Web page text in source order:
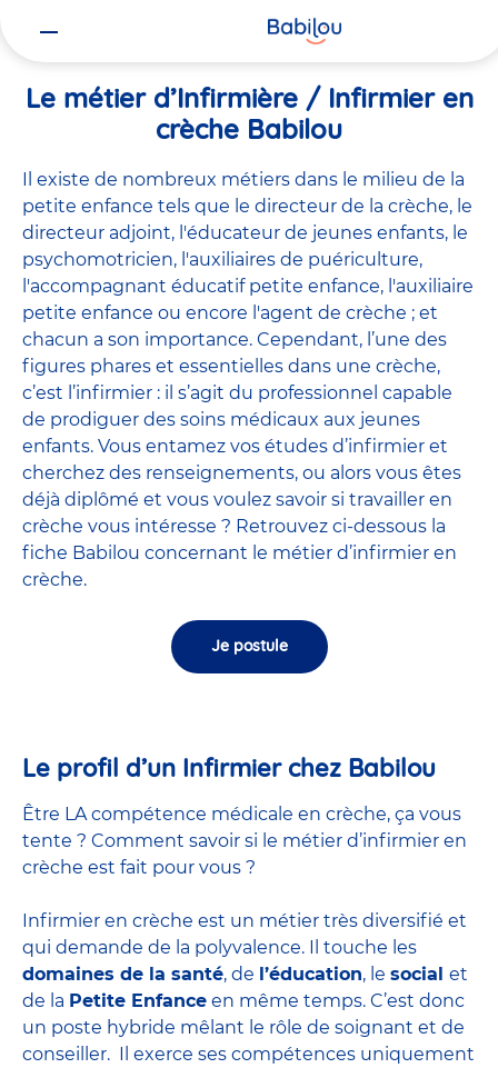
Le métier d’Infirmière / Infirmier en
crèche Babilou
Il existe de nombreux métiers dans le milieu de la
petite enfance tels que le directeur de la crèche, le
directeur adjoint, l'éducateur de jeunes enfants, le
psychomotricien, l'auxiliaires de puériculture,
l'accompagnant éducatif petite enfance, l'auxiliaire
petite enfance ou encore l'agent de crèche ; et
chacun a son importance. Cependant, l’une des
figures phares et essentielles dans une crèche,
c’est l’infirmier : il s’agit du professionnel capable
de prodiguer des soins médicaux aux jeunes
enfants. Vous entamez vos études d’infirmier et
cherchez des renseignements, ou alors vous êtes
déjà diplômé et vous voulez savoir si travailler en
crèche vous intéresse ? Retrouvez ci-dessous la
fiche Babilou concernant le métier d’infirmier en
crèche.
Je postule
Le profil d’un Infirmier chez Babilou
Être LA compétence médicale en crèche, ça vous
tente ? Comment savoir si le métier d’infirmier en
crèche est fait pour vous ?
Infirmier en crèche est un métier très diversifié et
qui demande de la polyvalence. Il touche les
domaines de la santé, de l’éducation, le social et
de la Petite Enfance en même temps. C’est donc
un poste hybride mêlant le rôle de soignant et de
conseiller. Il exerce ses compétences uniquement